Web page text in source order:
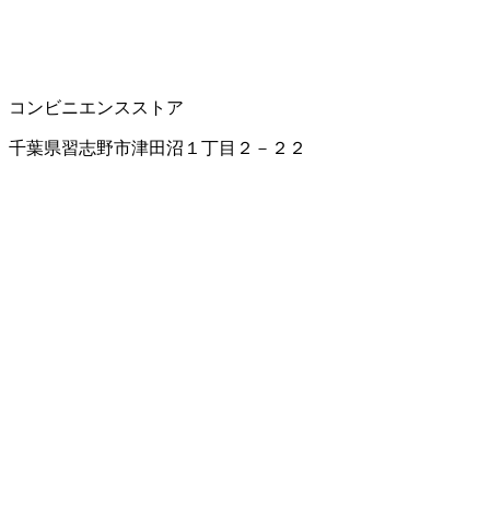
コンビニエンスストア
千葉県習志野市津田沼１丁目２－２２